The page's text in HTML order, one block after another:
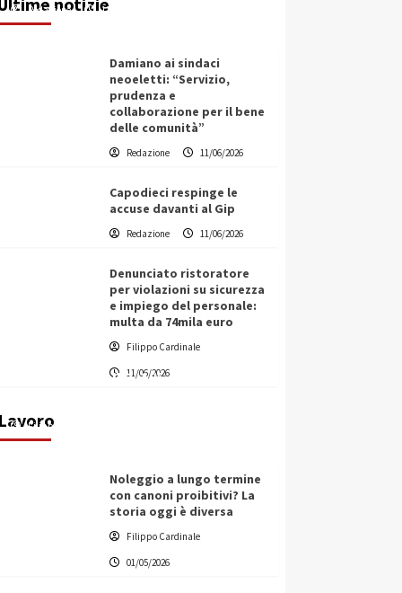
Redazione 11/06/2026
Damiano ai sindaci
neoeletti: “Servizio,
prudenza e
collaborazione per il bene
delle comunità”
Redazione 11/06/2026
Capodieci respinge le
accuse davanti al Gip
Redazione 11/06/2026
Denunciato ristoratore
per violazioni su sicurezza
e impiego del personale:
multa da 74mila euro
Filippo Cardinale
11/06/2026
Lavoro
Vino in Italia: il giro d’affari
contribuisce all’1,1% del PIL
Filippo Cardinale
Noleggio a lungo termine
con canoni proibitivi? La
storia oggi è diversa
Filippo Cardinale
01/05/2026